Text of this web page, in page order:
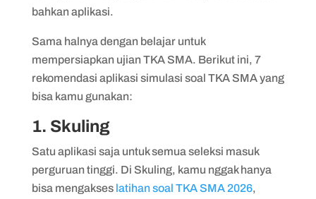
bahkan aplikasi.
Sama halnya dengan belajar untuk
mempersiapkan ujian TKA SMA. Berikut ini, 7
rekomendasi aplikasi simulasi soal TKA SMA yang
bisa kamu gunakan:
1. Skuling
Satu aplikasi saja untuk semua seleksi masuk
perguruan tinggi. Di Skuling, kamu nggak hanya
bisa mengakses latihan soal TKA SMA 2026,